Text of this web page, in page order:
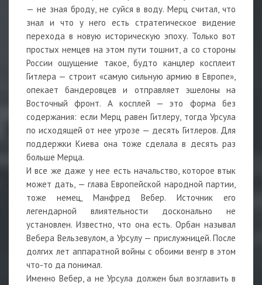
— не зная броду, не суйся в воду. Мерц считал, что
знал и что у него есть стратегическое видение
перехода в новую историческую эпоху. Только вот
простых немцев на этом пути тошнит, а со стороны
России ощущение такое, будто канцлер косплеит
Гитлера — строит «самую сильную армию в Европе»,
опекает бандеровцев и отправляет эшелоны на
Восточный фронт. А косплей — это форма без
содержания: если Мерц равен Гитлеру, тогда Урсула
по исходящей от нее угрозе — десять Гитлеров. Для
поддержки Киева она тоже сделала в десять раз
больше Мерца.
И все же даже у нее есть начальство, которое втык
может дать, — глава Европейской народной партии,
тоже немец, Манфред Вебер. Источник его
легендарной влиятельности досконально не
установлен. Известно, что она есть. Орбан называл
Вебера Вельзевулом, а Урсулу — прислужницей. После
долгих лет аппаратной войны с обоими венгр в этом
что-то да понимал.
Именно Вебер, а не Урсула должен был возглавить в